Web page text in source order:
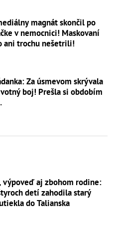
magnát skončil po
v nemocnici! Maskovaní
ani trochu nešetrili!
Za úsmevom skrývala
boj! Prešla si obdobím
výpoveď aj zbohom rodine:
detí zahodila starý
do Talianska